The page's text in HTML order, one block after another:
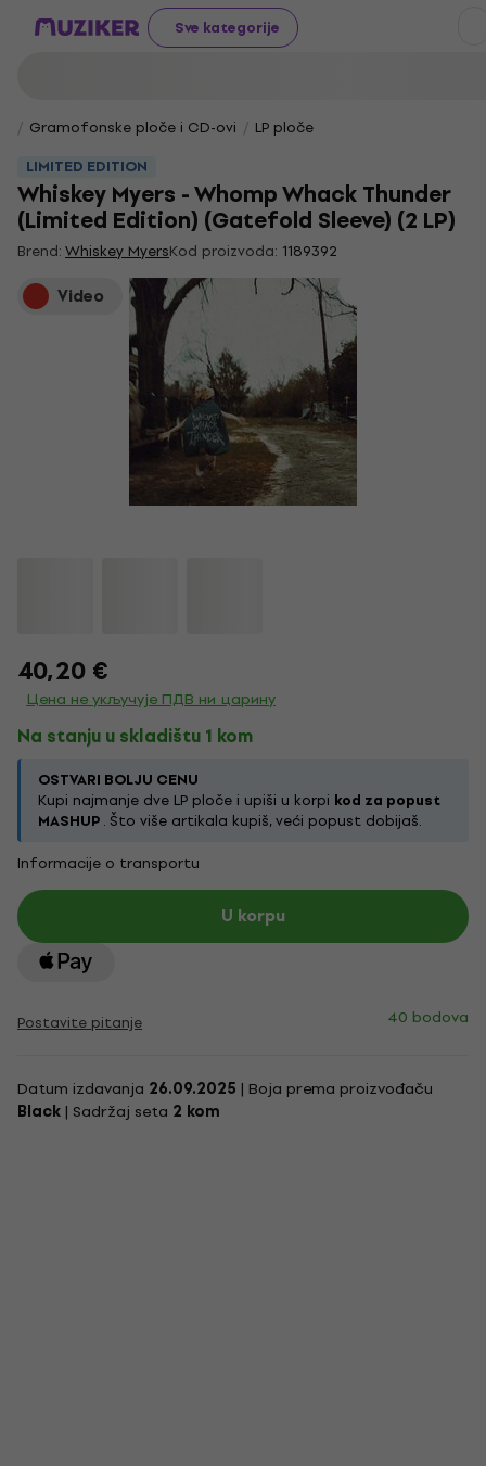
Sve kategorije
Gramofonske ploče i CD-ovi
LP ploče
LIMITED EDITION
Whiskey Myers - Whomp Whack Thunder
(Limited Edition) (Gatefold Sleeve) (2 LP)
Brend:Whiskey MyersKod proizvoda: 1189392
Video
40,20 €
Цена не укључује ПДВ ни царину
Na stanju u skladištu 1 kom
OSTVARI BOLJU CENU
Kupi najmanje dve LP ploče i upiši u korpi kod za popust
MASHUP. Što više artikala kupiš, veći popust dobijaš.
Informacije o transportu
U korpu
Postavite pitanje 40 bodova
Datum izdavanja 26.09.2025 | Boja prema proizvođaču
Black | Sadržaj seta 2 kom